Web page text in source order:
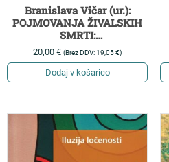
Branislava Vičar (ur.):
POJMOVANJA ŽIVALSKIH
SMRTI:
ANTROPOCENTRIZEM IN
(NE)MOŽNE
SUBJEKTIVITETE
20,00€ (Brez DDV:19,05€)
Dodaj v košarico